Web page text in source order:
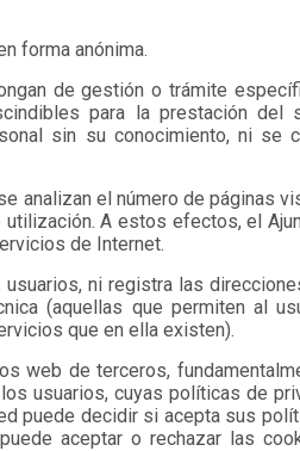
forma anónima.
de gestión o trámite
para la prestación del
sin su conocimiento, ni se
analizan el número de páginas
A estos efectos, el
de Internet.
ni registra las
(aquellas que permiten al
que en ella existen).
web de terceros,
usuarios, cuyas políticas de
puede decidir si acepta sus
aceptar o rechazar las